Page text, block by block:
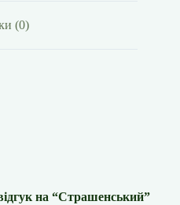
(0)
на “Страшенський”